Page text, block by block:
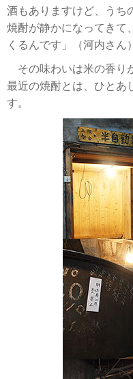
酒もありますけど、うち
焼酎が静かになってきて
くるんです」（河内さん）
その味わいは米の香り
最近の焼酎とは、ひとあ
す。